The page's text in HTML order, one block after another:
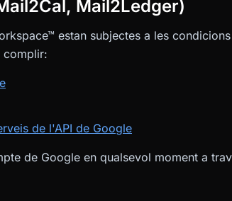
Mail2Ledger)
estan subjectes a les
complir:
de l'API de Google
de Google en qualsevol moment a